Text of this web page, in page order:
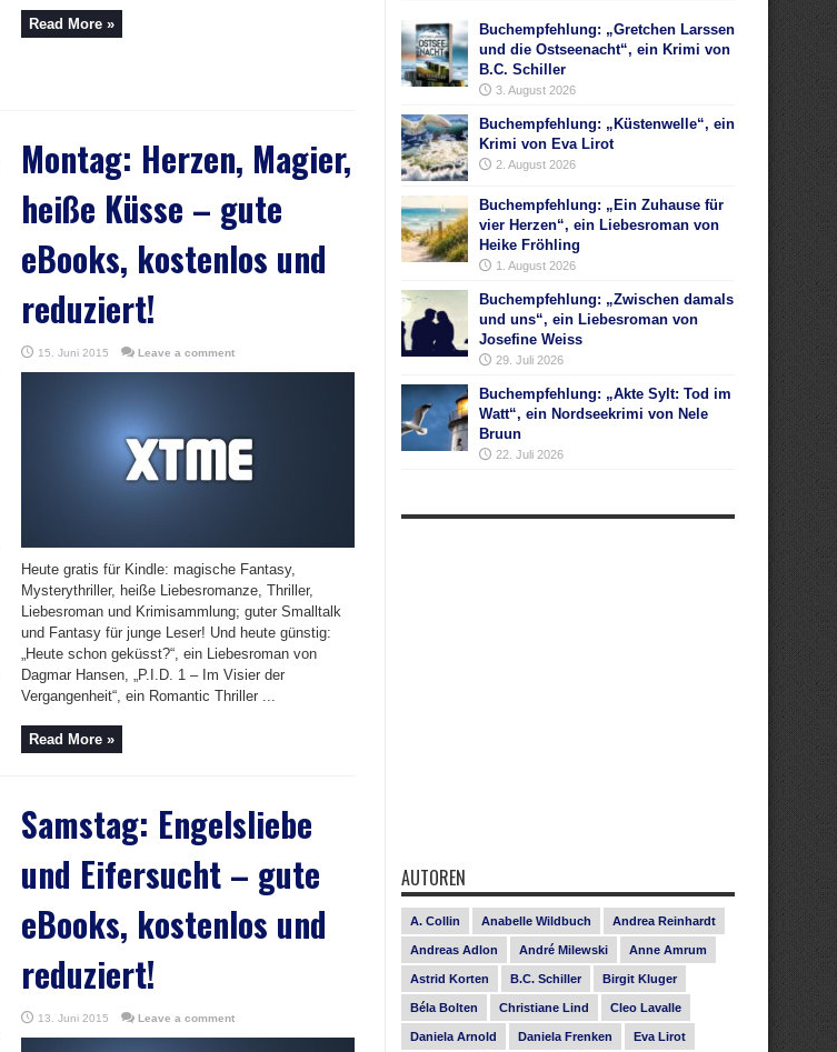
Read More »
Montag: Herzen, Magier,
heiße Küsse – gute
eBooks, kostenlos und
reduziert!
15. Juni 2015 Leave a comment
Heute gratis für Kindle: magische Fantasy,
Mysterythriller, heiße Liebesromanze, Thriller,
Liebesroman und Krimisammlung; guter Smalltalk
und Fantasy für junge Leser! Und heute günstig:
„Heute schon geküsst?“, ein Liebesroman von
Dagmar Hansen, „P.I.D. 1 – Im Visier der
Vergangenheit“, ein Romantic Thriller ...
Read More »
Samstag: Engelsliebe
und Eifersucht – gute
eBooks, kostenlos und
reduziert!
13. Juni 2015 Leave a comment
Buchempfehlung: „Gretchen Larssen
und die Ostseenacht“, ein Krimi von
B.C. Schiller
3. August 2026
Buchempfehlung: „Küstenwelle“, ein
Krimi von Eva Lirot
2. August 2026
Buchempfehlung: „Ein Zuhause für
vier Herzen“, ein Liebesroman von
Heike Fröhling
1. August 2026
Buchempfehlung: „Zwischen damals
und uns“, ein Liebesroman von
Josefine Weiss
29. Juli 2026
Buchempfehlung: „Akte Sylt: Tod im
Watt“, ein Nordseekrimi von Nele
Bruun
22. Juli 2026
AUTOREN
A. Collin Anabelle Wildbuch Andrea Reinhardt
Andreas Adlon André Milewski Anne Amrum
Astrid Korten B.C. Schiller Birgit Kluger
Béla Bolten Christiane Lind Cleo Lavalle
Daniela Arnold Daniela Frenken Eva Lirot